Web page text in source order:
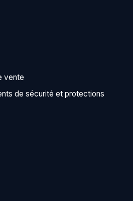
vente
de sécurité et protections